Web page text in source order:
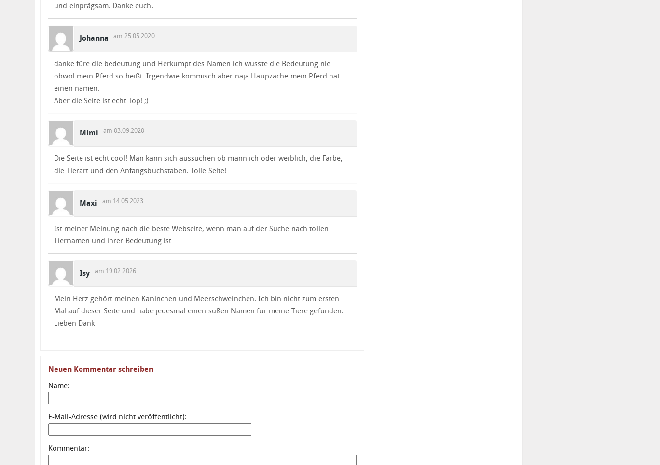
und einprägsam. Danke euch.
Johanna am 25.05.2020
danke füre die bedeutung und Herkumpt des Namen ich wusste die Bedeutung nie
obwol mein Pferd so heißt. Irgendwie kommisch aber naja Haupzache mein Pferd hat
einen namen.
Aber die Seite ist echt Top! ;)
Mimi am 03.09.2020
Die Seite ist echt cool! Man kann sich aussuchen ob männlich oder weiblich, die Farbe,
die Tierart und den Anfangsbuchstaben. Tolle Seite!
Maxi am 14.05.2023
Ist meiner Meinung nach die beste Webseite, wenn man auf der Suche nach tollen
Tiernamen und ihrer Bedeutung ist
Isy am 19.02.2026
Mein Herz gehört meinen Kaninchen und Meerschweinchen. Ich bin nicht zum ersten
Mal auf dieser Seite und habe jedesmal einen süßen Namen für meine Tiere gefunden.
Lieben Dank
Neuen Kommentar schreiben
Name:
E-Mail-Adresse (wird nicht veröffentlicht):
Kommentar: